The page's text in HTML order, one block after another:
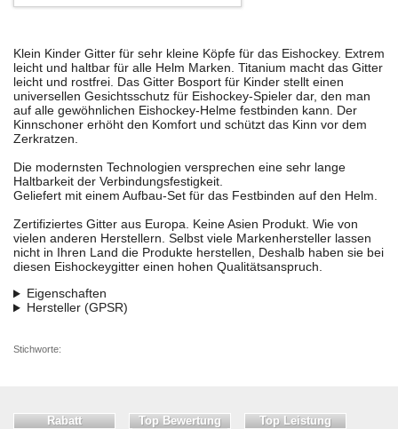
Klein Kinder Gitter für sehr kleine Köpfe für das Eishockey. Extrem
leicht und haltbar für alle Helm Marken. Titanium macht das Gitter
leicht und rostfrei. Das Gitter Bosport für Kinder stellt einen
universellen Gesichtsschutz für Eishockey-Spieler dar, den man
auf alle gewöhnlichen Eishockey-Helme festbinden kann. Der
Kinnschoner erhöht den Komfort und schützt das Kinn vor dem
Zerkratzen.
Die modernsten Technologien versprechen eine sehr lange
Haltbarkeit der Verbindungsfestigkeit.
Geliefert mit einem Aufbau-Set für das Festbinden auf den Helm.
Zertifiziertes Gitter aus Europa. Keine Asien Produkt. Wie von
vielen anderen Herstellern. Selbst viele Markenhersteller lassen
nicht in Ihren Land die Produkte herstellen, Deshalb haben sie bei
diesen Eishockeygitter einen hohen Qualitätsanspruch.
Eigenschaften
Hersteller (GPSR)
Stichworte:
Rabatt Top Bewertung Top Leistung